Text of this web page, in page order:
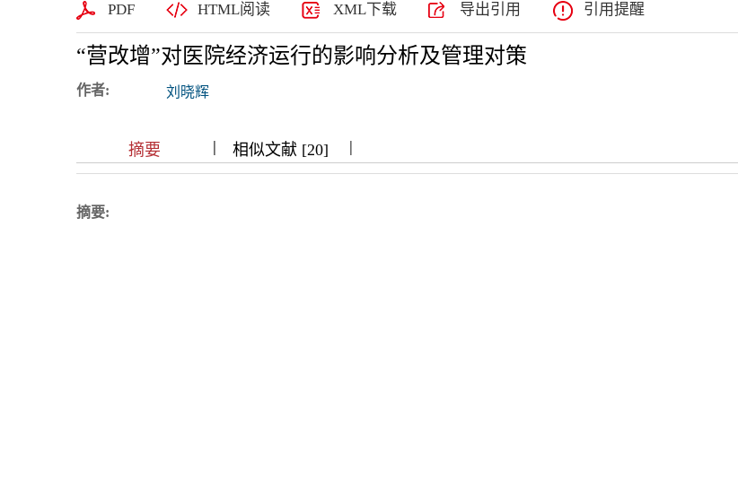
下载排名
PDF HTML阅读 XML下载 导出引用 引用提醒
“营改增”对医院经济运行的影响分析及管理对策
作者: 刘晓辉
摘要 |||| 相似文献 [20] |||
摘要: